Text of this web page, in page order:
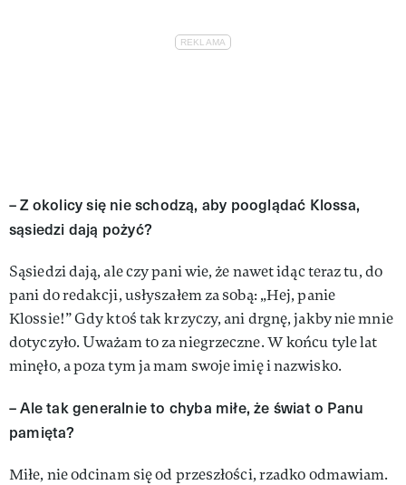
– Z okolicy się nie schodzą, aby pooglądać Klossa,
sąsiedzi dają pożyć?
Sąsiedzi dają, ale czy pani wie, że nawet idąc teraz tu, do
pani do redakcji, usły­szałem za sobą: „Hej, panie
Klossie!” Gdy ktoś tak krzyczy, ani drgnę, jakby nie mnie
dotyczyło. Uważam to za niegrzeczne. W końcu tyle lat
minęło, a poza tym ja mam swoje imię i nazwisko.
– Ale tak generalnie to chyba miłe, że świat o Panu
pamięta?
Miłe, nie odcinam się od przeszłości, rzadko odmawiam.